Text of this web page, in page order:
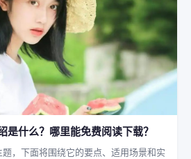
是什么？哪里能免费阅读下载？
，下面将围绕它的要点、适用场景和实